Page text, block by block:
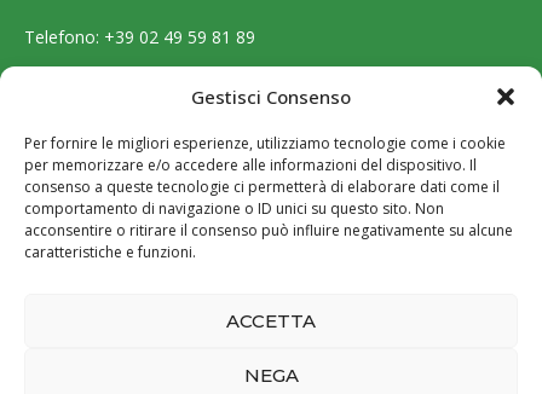
Gestisci Consenso
Per fornire le migliori esperienze, utilizziamo tecnologie come i cookie
per memorizzare e/o accedere alle informazioni del dispositivo. Il
consenso a queste tecnologie ci permetterà di elaborare dati come il
comportamento di navigazione o ID unici su questo sito. Non
acconsentire o ritirare il consenso può influire negativamente su alcune
caratteristiche e funzioni.
ACCETTA
NEGA
Telefono: +39 02 49 59 81 89
segreteria@ordinebiologilombardia.it
LEGAL PAGES
Amministrazione trasparente